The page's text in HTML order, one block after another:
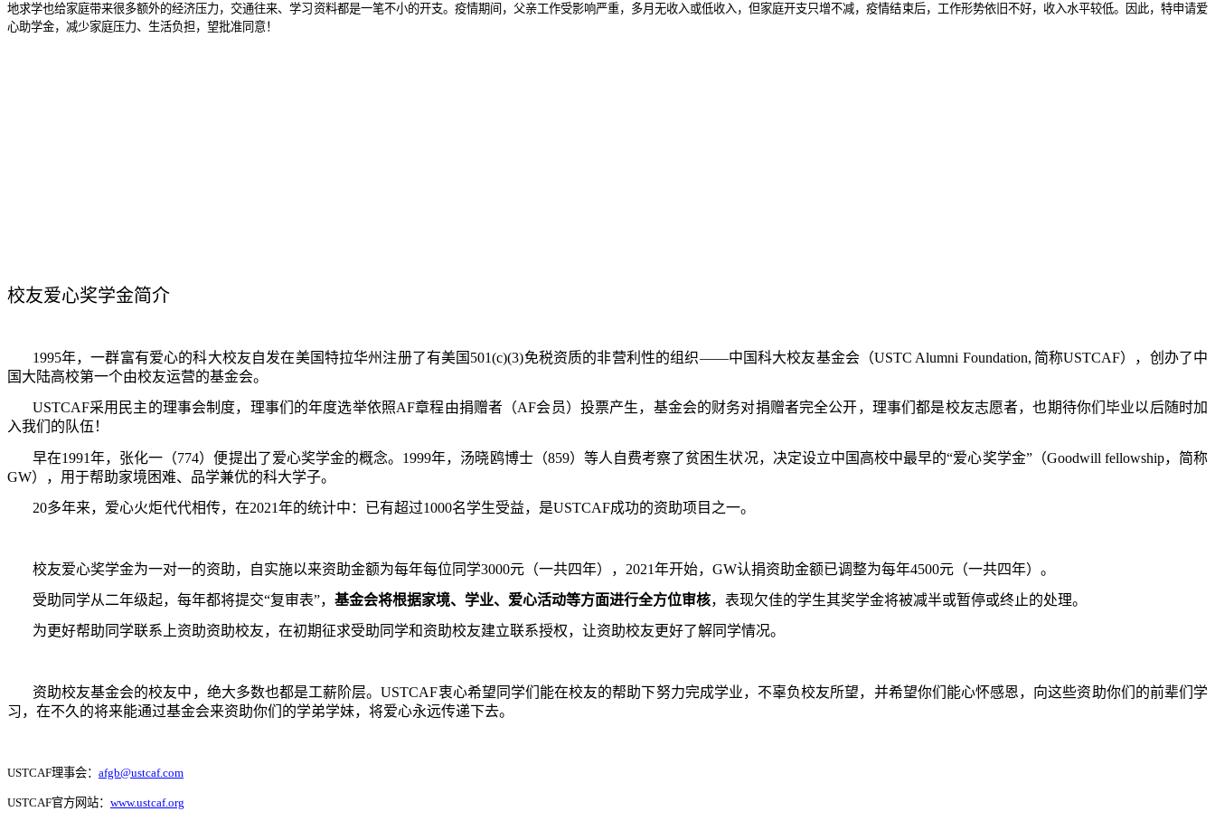
地求学也给家庭带来很多额外的经济压力，交通往来、学习资料都是一笔不小的开支。疫情期间，父亲工作受影响严重，多月无收入或低收入，但家庭开支只增不减，疫情结束后，工作形势依旧不好，收入水平较低。因此，特申请爱
心助学金，减少家庭压力、生活负担，望批准同意！
校友爱心奖学金简介
1995年，一群富有爱心的科大校友自发在美国特拉华州注册了有美国 501(c)(3)免税资质的非营利性的组织——中国科大校友基金会（USTC Alumni Foundation, 简称USTCAF），创办了中
国大陆高校第一个由校友运营的基金会。
USTCAF采用民主的理事会制度，理事们的年度选举依照AF章程由捐赠者（AF会员）投票产生，基金会的财务对捐赠者完全公开，理事们都是校友志愿者，也期待你们毕业以后随时加
入我们的队伍！
早在1991年，张化一（774）便提出了爱心奖学金的概念。 1999年，汤晓鸥博士（859）等人自费考察了贫困生状况，决定设立中国高校中最早的“爱心奖学金”（Goodwill fellowship，简称
GW），用于帮助家境困难、品学兼优的科大学子。
20多年来，爱心火炬代代相传，在2021年的统计中：已有超过1000名学生受益，是USTCAF成功的资助项目之一。
校友爱心奖学金为一对一的资助，自实施以来资助金额为每年每位同学3000元（一共四年）， 2021年开始， GW认捐资助金额已调整为每年4500元（一共四年）。
受助同学从二年级起，每年都将提交“复审表”， 基金会将根据家境、学业、爱心活动等方面进行全方位审核， 表现欠佳的学生其奖学金将被减半或暂停或终止的处理。
为更好帮助同学联系上资助资助校友，在初期征求受助同学和资助校友建立联系授权，让资助校友更好了解同学情况。
资助校友基金会的校友中，绝大多数也都是工薪阶层。USTCAF衷心希望同学们能在校友的帮助下努力完成学业，不辜负校友所望，并希望你们能心怀感恩，向这些资助你们的前辈们学
习，在不久的将来能通过基金会来资助你们的学弟学妹，将爱心永远传递下去。
USTCAF理事会： afgb@ustcaf.com
USTCAF官方网站： www.ustcaf.org